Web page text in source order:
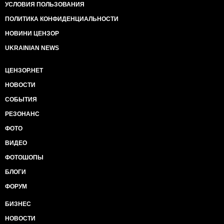
УСЛОВИЯ ПОЛЬЗОВАНИЯ
ПОЛИТИКА КОНФИДЕНЦИАЛЬНОСТИ
НОВИНИ ЦЕНЗОР
UKRAINIAN NEWS
ЦЕНЗОР.НЕТ
НОВОСТИ
СОБЫТИЯ
РЕЗОНАНС
ФОТО
ВИДЕО
ФОТОШОПЫ
БЛОГИ
ФОРУМ
БИЗНЕС
НОВОСТИ